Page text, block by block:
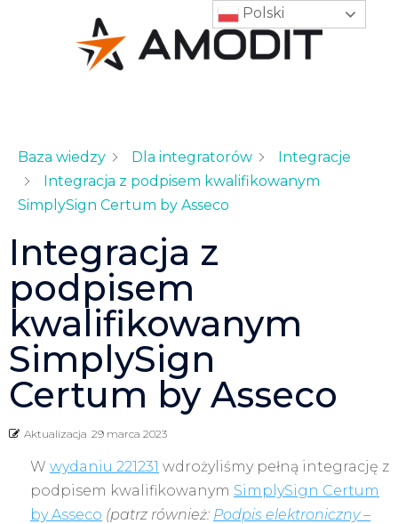
Baza wiedzy Dla integratorów
Integracje
Integracja z podpisem kwalifikowanym
SimplySign Certum by Asseco
Integracja z
podpisem
kwalifikowanym
SimplySign
Certum by Asseco
Aktualizacja 29 marca 2023
W wydaniu 221231 wdrożyliśmy pełną integrację z
podpisem kwalifikowanym SimplySign Certum
by Asseco (patrz również: Podpis elektroniczny –
Polski